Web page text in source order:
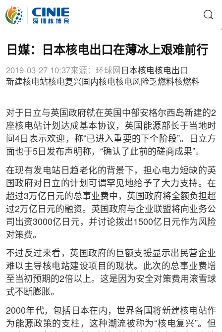
日媒：日本核电出口在薄冰上艰难前行
2019-03-27 10:37来源：环球网 日本核电核电出口
新建核电站核电复兴 国内核电核电风险乏燃料核燃料
对于日立与英国政府就在英国中部安格尔西岛新建的2
座核电站计划达成基本协议，英国能源部长于当地时
间4日表示欢迎，称“已进入重要的下个阶段”。日立方
面也于5日发布声明称，“确认了此前的磋商成果”。
在现有发电站日趋老化的背景下，担心电力短缺的英
国政府对日立的计划可谓罕见地给予了大力支持。在
超过3万亿日元的总事业费中，英国政府将全额负担超
过2万亿日元的融资。英国政府与企业联盟将向业务公
司出资3000亿日元，并讨论拨出1500亿日元作为风险
对策费。
不过反过来看，英国政府的巨额支援显示出民营企业
难以主导核电站建设项目的现状。此次的总事业费增
至当初预期的2倍以上。这是因为安全对策费用滚雪球
式不断膨胀。
2000年代，包括日本在内，世界各国将新建核电站作
为能源政策的支柱，这种潮流被称为“核电复兴”。但